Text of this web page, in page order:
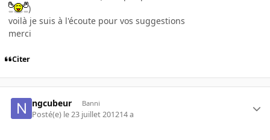
)
voilà je suis à l'écoute pour vos suggestions
merci
Citer
ngcubeur Banni
Posté(e) le 23 juillet 201214 a